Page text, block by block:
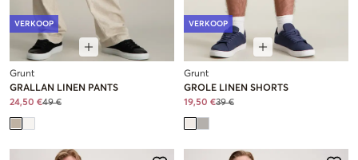
VERKOOP
Grunt
GRALLAN LINEN PANTS
24,50 €49 €
VERKOOP
Grunt
GROLE LINEN SHORTS
19,50 €39 €